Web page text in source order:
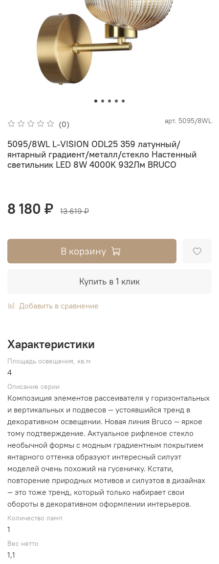
(0) арт. 5095/8WL
5095/8WL L-VISION ODL25 359 латунный/
янтарный градиент/металл/стекло Настенный
светильник LED 8W 4000K 932Лм BRUCO
8 180 ₽ 13 619 ₽
В корзину
Купить в 1 клик
Добавить в сравнение
Характеристики
Площадь освещения, кв.м
4
Описание серии
Композиция элементов рассеивателя у горизонтальных
и вертикальных и подвесов ― устоявшийся тренд в
декоративном освещении. Новая линия Bruco ― яркое
тому подтверждение. Актуальное рифленое стекло
необычной формы с модным градиентным покрытием
янтарного оттенка образуют интересный силуэт
моделей очень похожий на гусеничку. Кстати,
повторение природных мотивов и силуэтов в дизайнах
― это тоже тренд, который только набирает свои
обороты в декоративном оформлении интерьеров.
Количество ламп
1
Вес нетто
1,1